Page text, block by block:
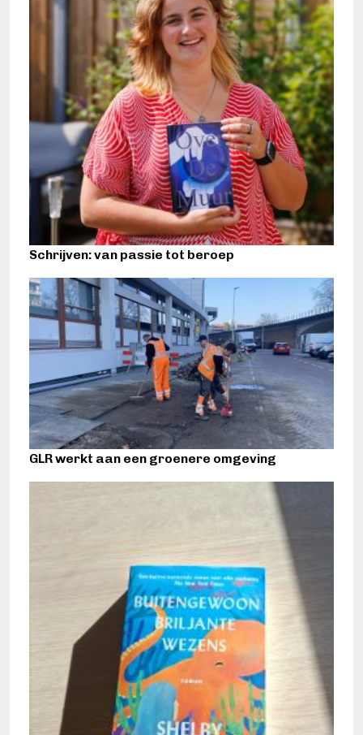
Schrijven: van passie tot beroep
GLR werkt aan een groenere omgeving